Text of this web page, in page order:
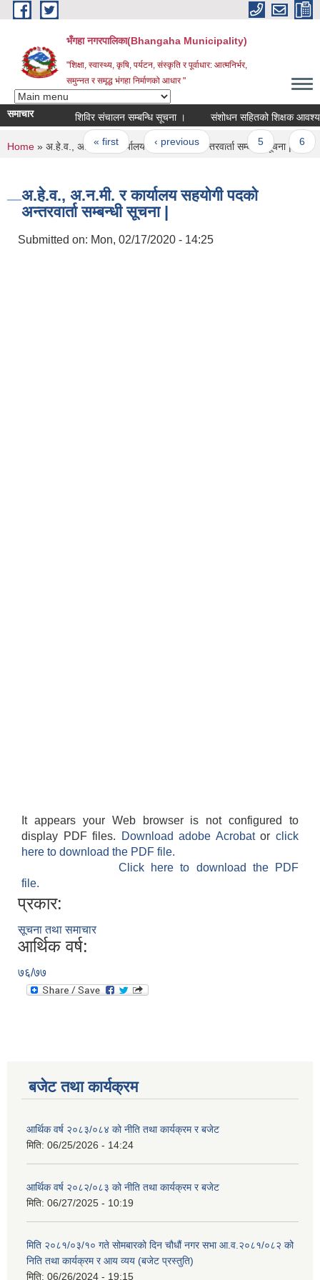
Skip to main content
भँगहा नगरपालिका(Bhangaha Municipality)
"शिक्षा, स्वास्थ्य, कृषि, पर्यटन, संस्कृति र पूर्वाधार: आत्मनिर्भर,
समुन्नत र समृद्ध भंगहा निर्माणको आधार "
समाचार शिविर संचालन सम्बन्धि सूचना । संशोधन सहितको शिक्षक
Pages
« first ‹ previous … 5
You are here
Home » अ.हे.व., अ.न.मी. र कार्यालय सहयोगी पदको अन्तरवार्ता सम्बन्धी सूचना |
अ.हे.व., अ.न.मी. र कार्यालय सहयोगी पदको
अन्तरवार्ता सम्बन्धी सूचना |
Submitted on: Mon, 02/17/2020 - 14:25
It appears your Web browser is not configured to
display PDF files.
Download adobe Acrobatorclick
here to download the PDF file.
Click here to download the PDF
file.
प्रकार:
सूचना तथा समाचार
आर्थिक वर्ष:
७६/७७
बजेट तथा कार्यक्रम
आर्थिक वर्ष २०८३/०८४ को नीति तथा कार्यक्रम र बजेट
मिति: 06/25/2026 - 14:24
आर्थिक वर्ष २०८२/०८३ को नीति तथा कार्यक्रम र बजेट
मिति: 06/27/2025 - 10:19
मिति २०८१/०३/१० गते सोमबारको दिन चौधौं नगर सभा आ.व.२०८१/०८२ को
निति तथा कार्यक्रम र आय व्यय (बजेट प्रस्तुति)
मिति: 06/26/2024 - 19:15